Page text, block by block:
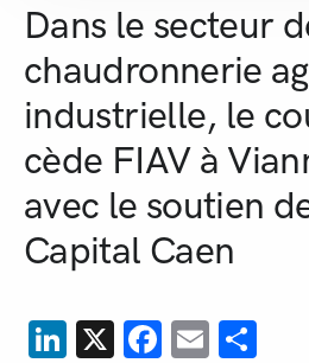
Dans le secteur
chaudronnerie
industrielle, le
cède FIAV à
avec le soutien
Capital Caen
LinkedIn
X Facebook
Email